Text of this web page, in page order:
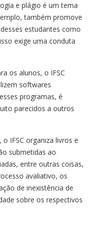
e plágio é um tema
também promove
estudantes como
exige uma conduta
os alunos, o IFSC
softwares
programas, é
parecidos a outros
IFSC organiza livros e
submetidas ao
entre outras coisas,
avaliativo, os
de inexistência de
sobre os respectivos